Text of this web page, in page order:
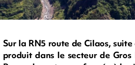
Sur la RN5 route de Cilaos,
produit dans le secteur de Gros